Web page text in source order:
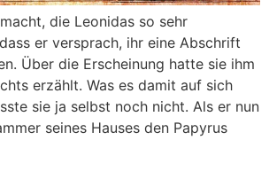
die Leonidas so sehr
er versprach, ihr eine Abschrift
Über die Erscheinung hatte sie ihm
erzählt. Was es damit auf sich
sie ja selbst noch nicht. Als er nun
seines Hauses den Papyrus